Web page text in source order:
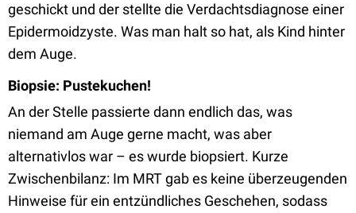
geschickt und der stellte die Verdachtsdiagnose einer
Epidermoidzyste. Was man halt so hat, als Kind hinter
dem Auge.
Biopsie: Pustekuchen!
An der Stelle passierte dann endlich das, was
niemand am Auge gerne macht, was aber
alternativlos war – es wurde biopsiert. Kurze
Zwischenbilanz: Im MRT gab es keine überzeugenden
Hinweise für ein entzündliches Geschehen, sodass